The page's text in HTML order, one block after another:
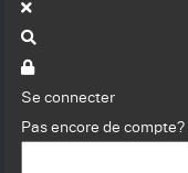
Se connecter
Pas encore de compte?